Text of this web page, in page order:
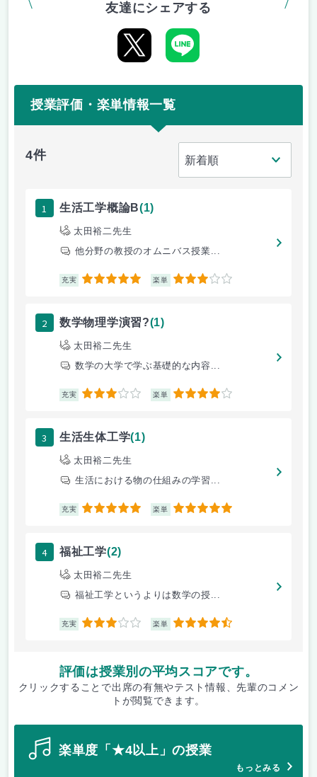
友達にシェアする
授業評価・楽単情報一覧
4件
1 生活工学概論B(1)
太田裕二先生
他分野の教授のオムニバス授業...
充実 5 楽単 3
2 数学物理学演習?(1)
太田裕二先生
数学の大学で学ぶ基礎的な内容...
充実 3 楽単 4
3 生活生体工学(1)
太田裕二先生
生活における物の仕組みの学習...
充実 5 楽単 5
4 福祉工学(2)
太田裕二先生
福祉工学というよりは数学の授...
充実 3 楽単 4.5
評価は授業別の平均スコアです。
クリックすることで出席の有無やテスト情報、先輩のコメン
トが閲覧できます。
楽単度「★4以上」の授業
もっとみる